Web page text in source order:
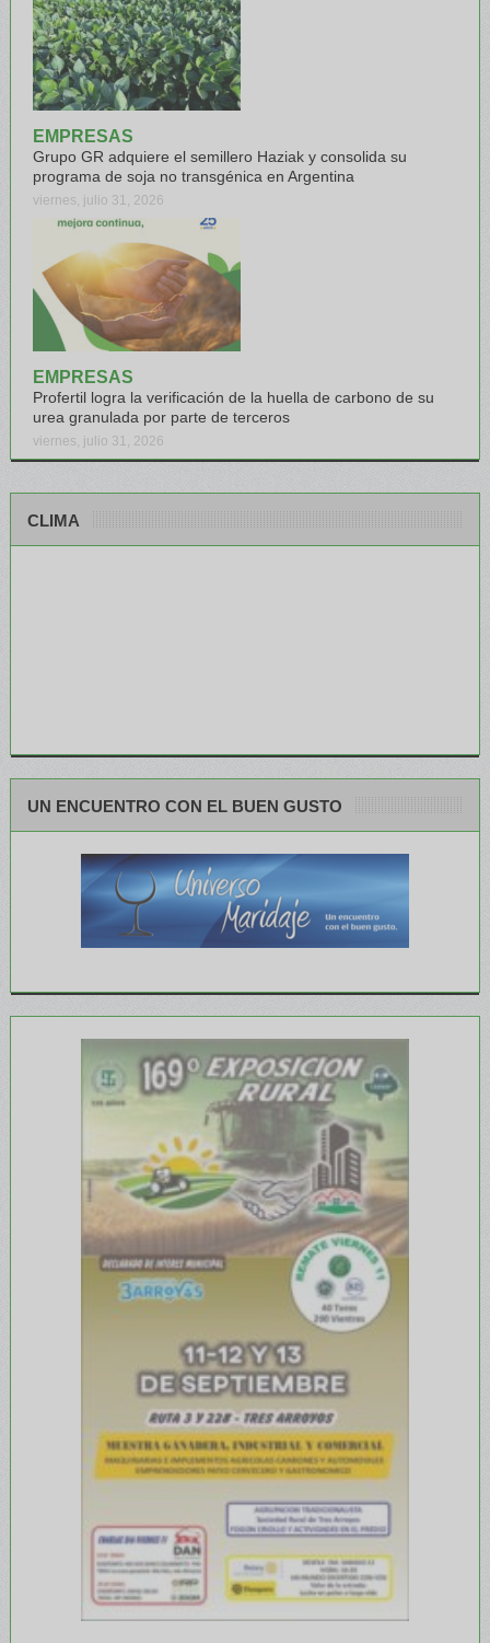
EMPRESAS
Grupo GR adquiere el semillero Haziak y consolida su
programa de soja no transgénica en Argentina
viernes, julio 31, 2026
EMPRESAS
Profertil logra la verificación de la huella de carbono de su
urea granulada por parte de terceros
viernes, julio 31, 2026
CLIMA
UN ENCUENTRO CON EL BUEN GUSTO